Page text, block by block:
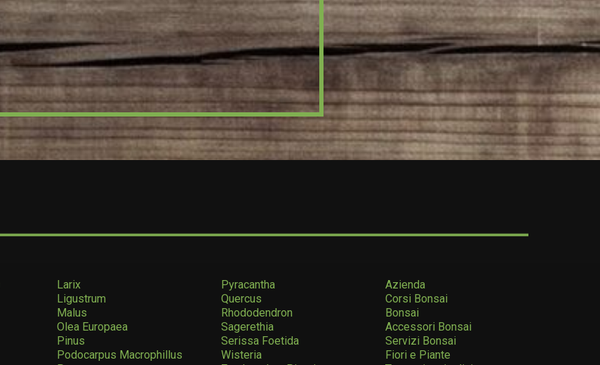
Larix
Ligustrum
Malus
Olea Europaea
Pinus
Podocarpus Macrophillus
Pyracantha
Quercus
Rhododendron
Sagerethia
Serissa Foetida
Wisteria
Azienda
Corsi Bonsai
Bonsai
Accessori Bonsai
Servizi Bonsai
Fiori e Piante